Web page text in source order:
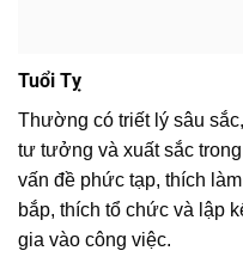
Tuổi Tỵ
Thường có triết lý sâu
tư tưởng và xuất sắc
vấn đề phức tạp, thích
bắp, thích tổ chức và lập
gia vào công việc.